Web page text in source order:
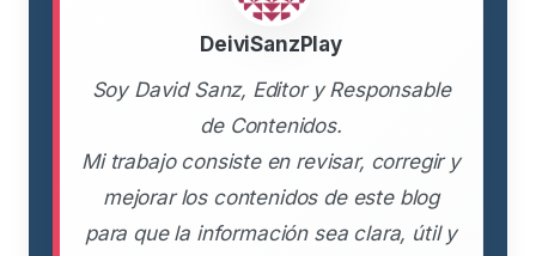
DeiviSanzPlay
Soy David Sanz, Editor y Responsable
de Contenidos.
Mi trabajo consiste en revisar, corregir y
mejorar los contenidos de este blog
para que la información sea clara, útil y